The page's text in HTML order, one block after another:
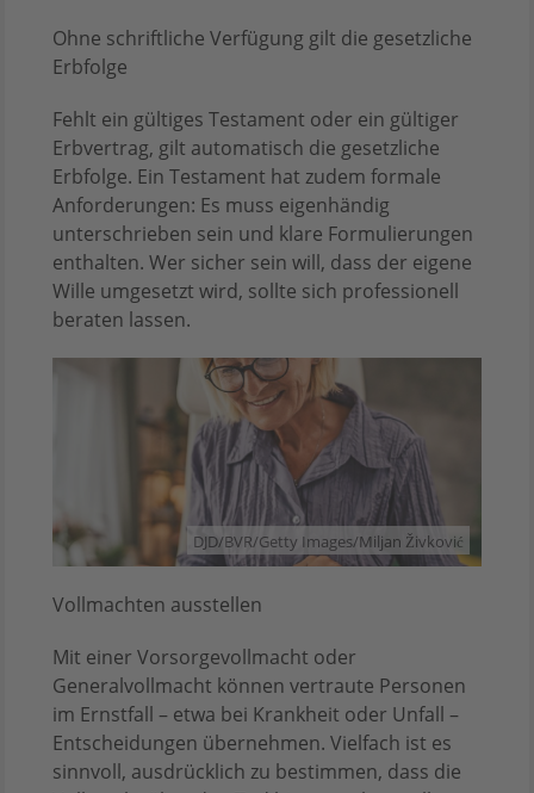
Ohne schriftliche Verfügung gilt die gesetzliche
Erbfolge
Fehlt ein gültiges Testament oder ein gültiger
Erbvertrag, gilt automatisch die gesetzliche
Erbfolge. Ein Testament hat zudem formale
Anforderungen: Es muss eigenhändig
unterschrieben sein und klare Formulierungen
enthalten. Wer sicher sein will, dass der eigene
Wille umgesetzt wird, sollte sich professionell
beraten lassen.
DJD/BVR/Getty Images/Miljan Živković
Vollmachten ausstellen
Mit einer Vorsorgevollmacht oder
Generalvollmacht können vertraute Personen
im Ernstfall – etwa bei Krankheit oder Unfall –
Entscheidungen übernehmen. Vielfach ist es
sinnvoll, ausdrücklich zu bestimmen, dass die